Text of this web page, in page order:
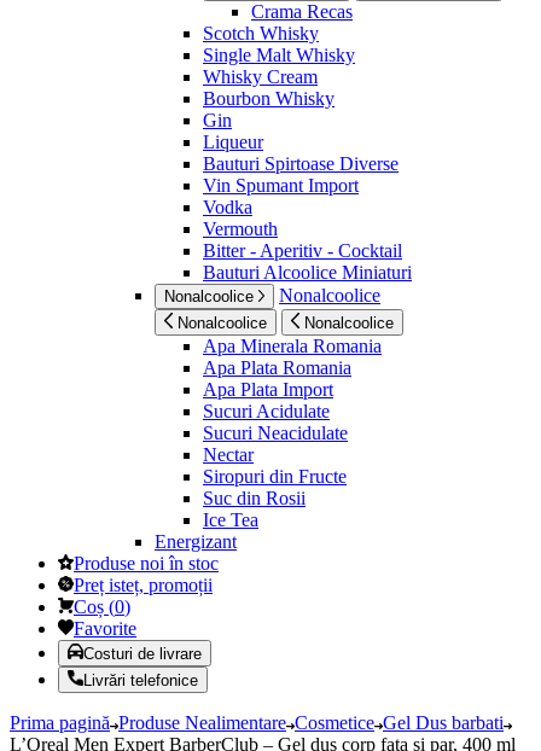
Crama Recas
Scotch Whisky
Single Malt Whisky
Whisky Cream
Bourbon Whisky
Gin
Liqueur
Bauturi Spirtoase Diverse
Vin Spumant Import
Vodka
Vermouth
Bitter - Aperitiv - Cocktail
Bauturi Alcoolice Miniaturi
Nonalcoolice Nonalcoolice
Nonalcoolice Nonalcoolice
Apa Minerala Romania
Apa Plata Romania
Apa Plata Import
Sucuri Acidulate
Sucuri Neacidulate
Nectar
Siropuri din Fructe
Suc din Rosii
Ice Tea
Energizant
Produse noi în stoc
Preț isteț, promoții
Coș (0)
Favorite
Costuri de livrare
Livrări telefonice
Prima pagină Produse Nealimentare Cosmetice Gel Dus barbati
L’Oreal Men Expert BarberClub – Gel dus corp fata si par, 400 ml